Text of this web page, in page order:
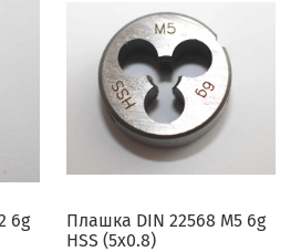
6g
Плашка DIN 22568 M5 6g
HSS (5x0.8)